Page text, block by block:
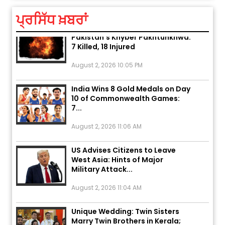
ਪ੍ਰਸਿੱਧ ਖ਼ਬਰਾਂExplosion During Peace Rally in
Pakistan’s Khyber Pakhtunkhwa:
7 Killed, 18 Injured
India Wins 8 Gold Medals on Day
10 of Commonwealth Games:
7...
US Advises Citizens to Leave
West Asia: Hints of Major
Military Attack...
Unique Wedding: Twin Sisters
Marry Twin Brothers in Kerala;
Priests Conducting Rituals...